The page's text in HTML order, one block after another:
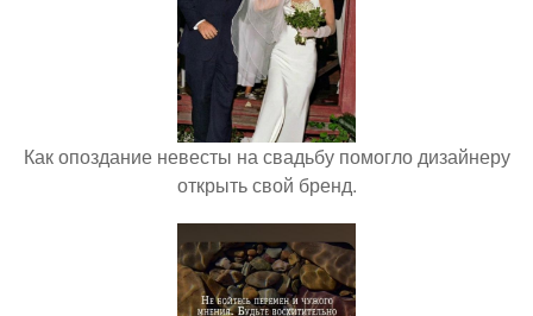
Как опоздание невесты на свадьбу помогло дизайнеру
открыть свой бренд.